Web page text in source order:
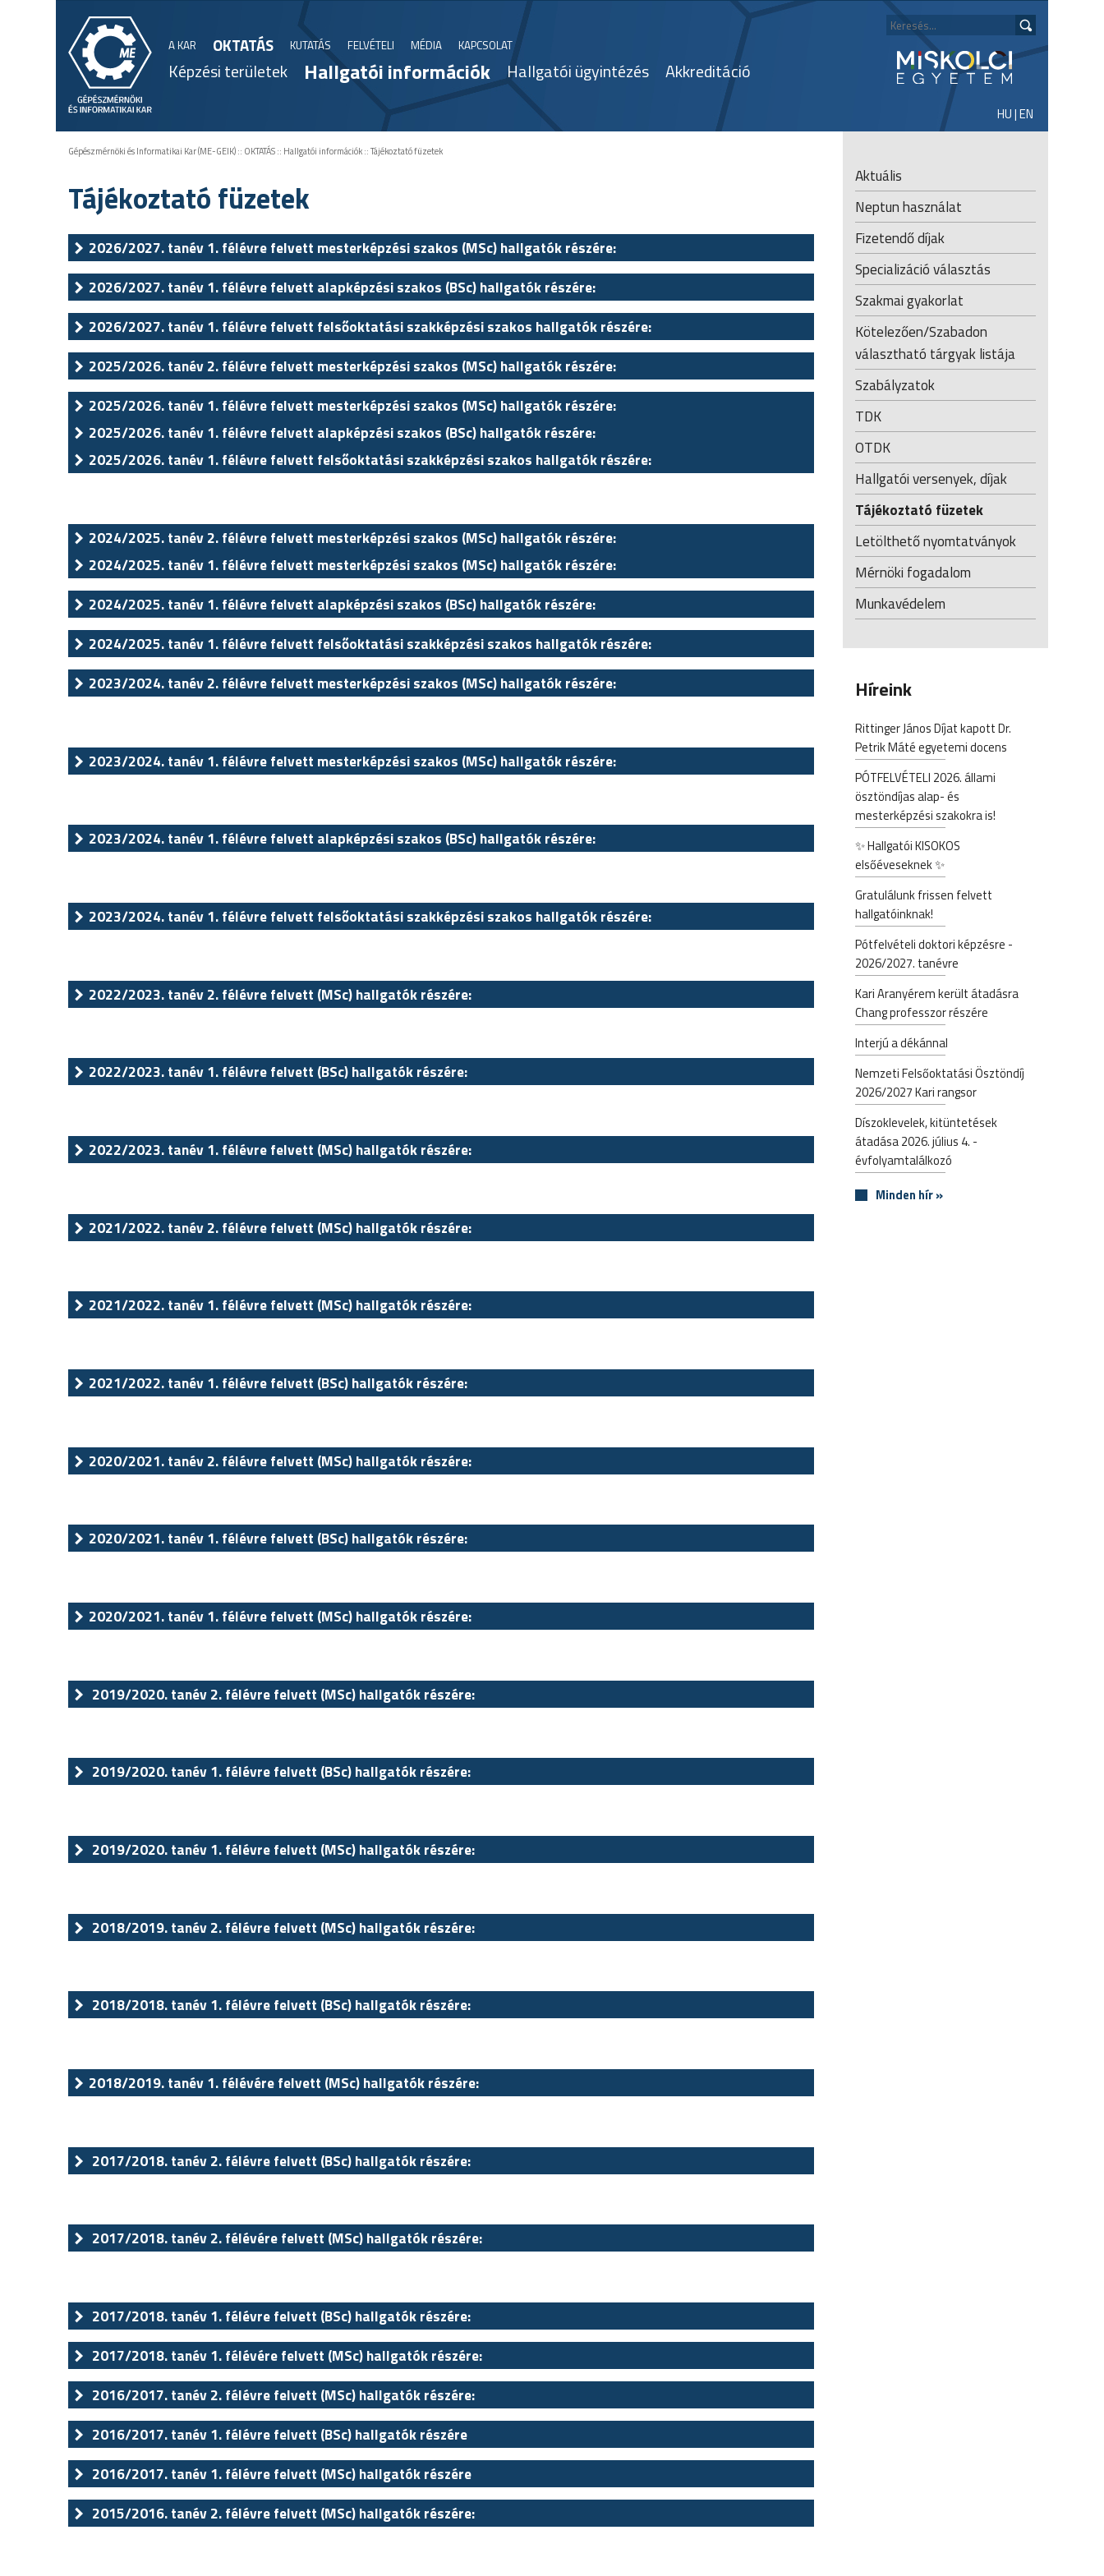
A KAR OKTATÁS KUTATÁS FELVÉTELI MÉDIA KAPCSOLAT
Képzési területek Hallgatói információk Hallgatói ügyintézés Akkreditáció
HU|EN
Gépészmérnöki és Informatikai Kar (ME-GEIK):: OKTATÁS:: Hallgatói információk::Tájékoztató füzetek
Tájékoztató füzetek
2026/2027. tanév 1. félévre felvett mesterképzési szakos (MSc) hallgatók részére:
2026/2027. tanév 1. félévre felvett alapképzési szakos (BSc) hallgatók részére:
2026/2027. tanév 1. félévre felvett felsőoktatási szakképzési szakos hallgatók részére:
2025/2026. tanév 2. félévre felvett mesterképzési szakos (MSc) hallgatók részére:
2025/2026. tanév 1. félévre felvett mesterképzési szakos (MSc) hallgatók részére:
2025/2026. tanév 1. félévre felvett alapképzési szakos (BSc) hallgatók részére:
2025/2026. tanév 1. félévre felvett felsőoktatási szakképzési szakos hallgatók részére:
2024/2025. tanév 2. félévre felvett mesterképzési szakos (MSc) hallgatók részére:
2024/2025. tanév 1. félévre felvett mesterképzési szakos (MSc) hallgatók részére:
2024/2025. tanév 1. félévre felvett alapképzési szakos (BSc) hallgatók részére:
2024/2025. tanév 1. félévre felvett felsőoktatási szakképzési szakos hallgatók részére:
2023/2024. tanév 2. félévre felvett mesterképzési szakos (MSc) hallgatók részére:
2023/2024. tanév 1. félévre felvett mesterképzési szakos (MSc) hallgatók részére:
2023/2024. tanév 1. félévre felvett alapképzési szakos (BSc) hallgatók részére:
2023/2024. tanév 1. félévre felvett felsőoktatási szakképzési szakos hallgatók részére:
2022/2023. tanév 2. félévre felvett (MSc) hallgatók részére:
2022/2023. tanév 1. félévre felvett (BSc) hallgatók részére:
2022/2023. tanév 1. félévre felvett (MSc) hallgatók részére:
2021/2022. tanév 2. félévre felvett (MSc) hallgatók részére:
2021/2022. tanév 1. félévre felvett (MSc) hallgatók részére:
2021/2022. tanév 1. félévre felvett (BSc) hallgatók részére:
2020/2021. tanév 2. félévre felvett (MSc) hallgatók részére:
2020/2021. tanév 1. félévre felvett (BSc) hallgatók részére:
2020/2021. tanév 1. félévre felvett (MSc) hallgatók részére:
2019/2020. tanév 2. félévre felvett (MSc) hallgatók részére:
2019/2020. tanév 1. félévre felvett (BSc) hallgatók részére:
2019/2020. tanév 1. félévre felvett (MSc) hallgatók részére:
2018/2019. tanév 2. félévre felvett (MSc) hallgatók részére:
2018/2018. tanév 1. félévre felvett (BSc) hallgatók részére:
2018/2019. tanév 1. félévére felvett (MSc) hallgatók részére:
2017/2018. tanév 2. félévre felvett (BSc) hallgatók részére:
2017/2018. tanév 2. félévére felvett (MSc) hallgatók részére:
2017/2018. tanév 1. félévre felvett (BSc) hallgatók részére:
2017/2018. tanév 1. félévére felvett (MSc) hallgatók részére:
2016/2017. tanév 2. félévre felvett (MSc) hallgatók részére:
2016/2017. tanév 1. félévre felvett (BSc) hallgatók részére
2016/2017. tanév 1. félévre felvett (MSc) hallgatók részére
2015/2016. tanév 2. félévre felvett (MSc) hallgatók részére:
Aktuális
Neptun használat
Fizetendő díjak
Specializáció választás
Szakmai gyakorlat
Kötelezően/Szabadon
választható tárgyak listája
Szabályzatok
TDK
OTDK
Hallgatói versenyek, díjak
Tájékoztató füzetek
Letölthető nyomtatványok
Mérnöki fogadalom
Munkavédelem
Híreink
Rittinger János Díjat kapott Dr.
Petrik Máté egyetemi docens
PÓTFELVÉTELI 2026. állami
ösztöndíjas alap- és
mesterképzési szakokra is!
✨ Hallgatói KISOKOS
elsőéveseknek ✨
Gratulálunk frissen felvett
hallgatóinknak!
Pótfelvételi doktori képzésre -
2026/2027. tanévre
Kari Aranyérem került átadásra
Chang professzor részére
Interjú a dékánnal
Nemzeti Felsőoktatási Ösztöndíj
2026/2027 Kari rangsor
Díszoklevelek, kitüntetések
átadása 2026. július 4. -
évfolyamtalálkozó
Minden hír »